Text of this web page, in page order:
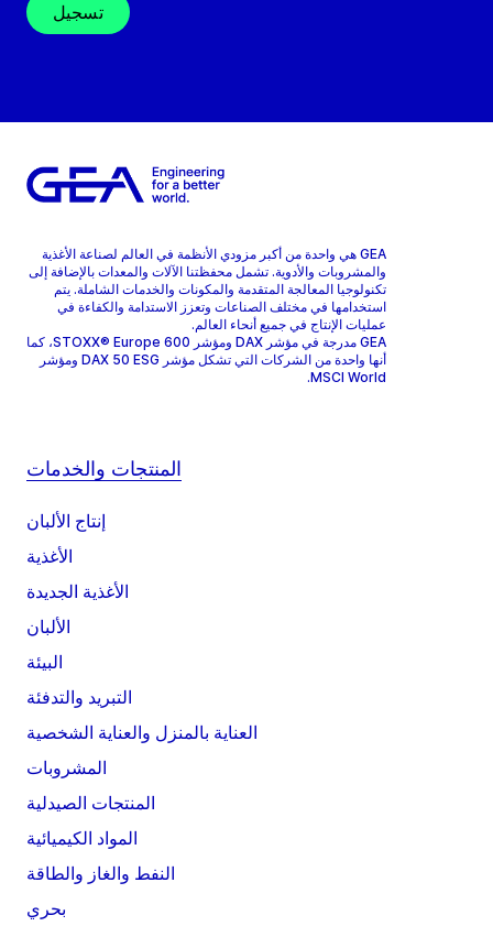
تسجيل
GEA هي واحدة من أكبر مزودي الأنظمة في العالم لصناعة الأغذية
والمشروبات والأدوية. تشمل محفظتنا الآلات والمعدات بالإضافة إلى
تكنولوجيا المعالجة المتقدمة والمكونات والخدمات الشاملة. يتم
استخدامها في مختلف الصناعات وتعزز الاستدامة والكفاءة في
عمليات الإنتاج في جميع أنحاء العالم.
GEA مدرجة في مؤشر DAX ومؤشر STOXX® Europe 600، كما
أنها واحدة من الشركات التي تشكل مؤشر DAX 50 ESG ومؤشر
MSCI World.
المنتجات والخدمات
إنتاج الألبان
الأغذية
الأغذية الجديدة
الألبان
البيئة
التبريد والتدفئة
العناية بالمنزل والعناية الشخصية
المشروبات
المنتجات الصيدلية
المواد الكيميائية
النفط والغاز والطاقة
بحري